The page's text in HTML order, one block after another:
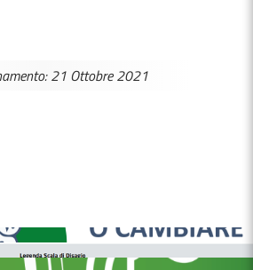
21 Ottobre 2021
DA CALORE
COMUNITÀ